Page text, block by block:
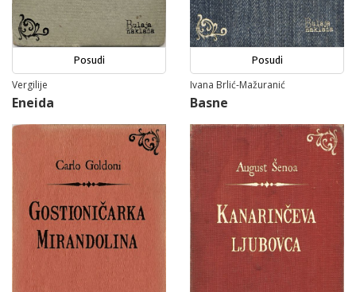
Posudi
Vergilije
Eneida
Posudi
Ivana Brlić-Mažuranić
Basne